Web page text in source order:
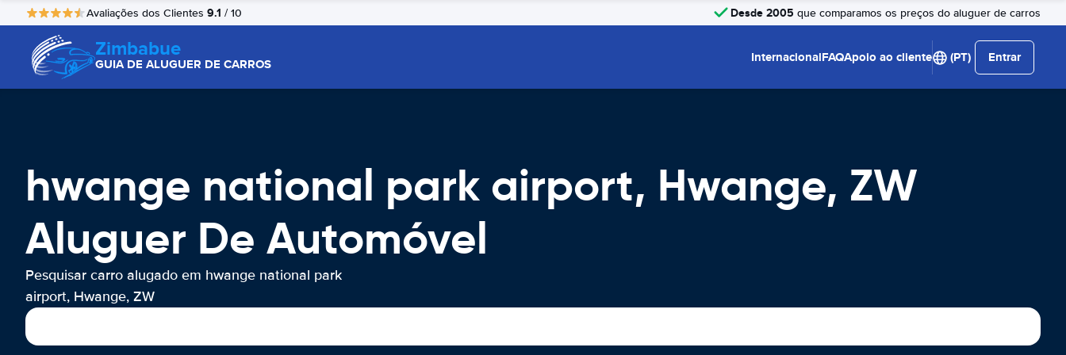
Avaliações dos Clientes 9.1 / 10 Desde 2005 que comparamos os preços do aluguer de carros
Zimbabue
GUIA DE ALUGUER DE CARROS InternacionalFAQApoio ao cliente (PT) Entrar
hwange national park airport, Hwange, ZW
Aluguer De Automóvel
Pesquisar carro alugado em hwange national park
airport, Hwange, ZW